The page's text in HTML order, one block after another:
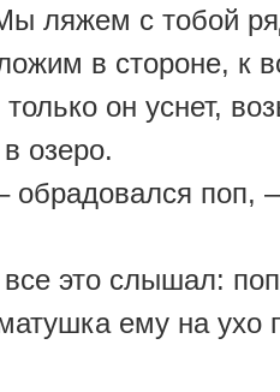
ляжем с тобой
в стороне, к
он уснет,
озеро.
обрадовался поп,
все это слышал:
ему на ухо